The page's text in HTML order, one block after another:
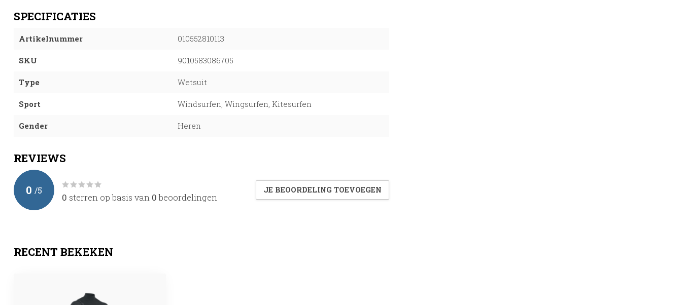
SPECIFICATIES
Artikelnummer 010552810113
SKU 9010583086705
Type Wetsuit
Sport Windsurfen, Wingsurfen, Kitesurfen
Gender Heren
REVIEWS
0 /5
0 sterren op basis van 0beoordelingen
JE BEOORDELING TOEVOEGEN
RECENT BEKEKEN